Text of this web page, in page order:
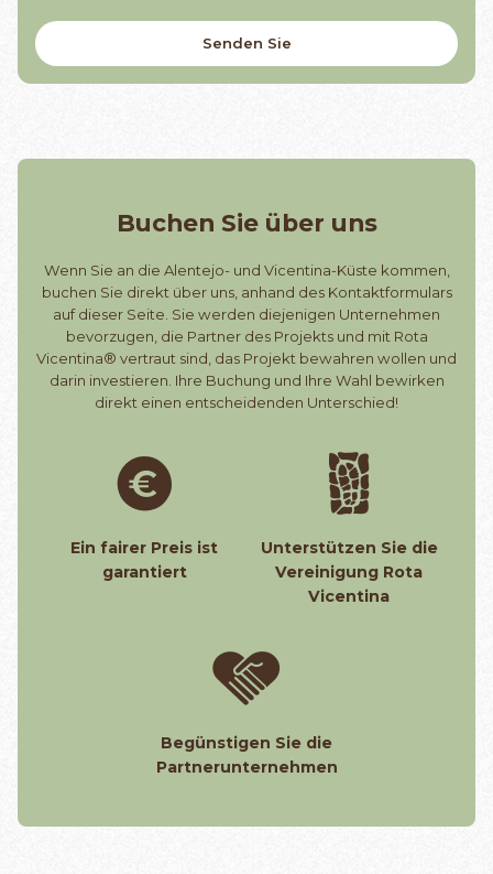
Buchen Sie über uns
Wenn Sie an die Alentejo- und Vicentina-Küste kommen,
buchen Sie direkt über uns, anhand des Kontaktformulars
auf dieser Seite. Sie werden diejenigen Unternehmen
bevorzugen, die Partner des Projekts und mit Rota
Vicentina® vertraut sind, das Projekt bewahren wollen und
darin investieren. Ihre Buchung und Ihre Wahl bewirken
direkt einen entscheidenden Unterschied!
Ein fairer Preis ist
garantiert
Unterstützen Sie die
Vereinigung Rota
Vicentina
Begünstigen Sie die
Partnerunternehmen